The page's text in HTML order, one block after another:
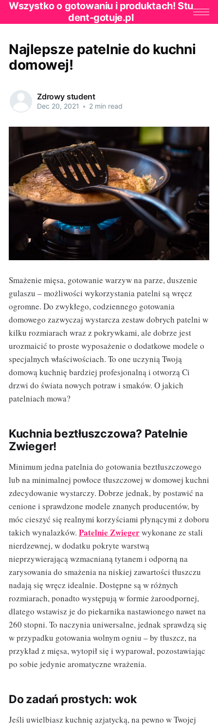
Wszystko o gotowaniu i produktach! Stu
dent-gotuje.pl
Najlepsze patelnie do kuchni
domowej!
Zdrowy student
Dec 20, 2021 • 2 min read
Smażenie mięsa, gotowanie warzyw na parze, duszenie
gulaszu – możliwości wykorzystania patelni są wręcz
ogromne. Do zwykłego, codziennego gotowania
domowego zazwyczaj wystarcza zestaw dobrych patelni w
kilku rozmiarach wraz z pokrywkami, ale dobrze jest
urozmaicić to proste wyposażenie o dodatkowe modele o
specjalnych właściwościach. To one uczynią Twoją
domową kuchnię bardziej profesjonalną i otworzą Ci
drzwi do świata nowych potraw i smaków. O jakich
patelniach mowa?
Kuchnia beztłuszczowa? Patelnie
Zwieger!
Minimum jedna patelnia do gotowania beztłuszczowego
lub na minimalnej powłoce tłuszczowej w domowej kuchni
zdecydowanie wystarczy. Dobrze jednak, by postawić na
cenione i sprawdzone modele znanych producentów, by
móc cieszyć się realnymi korzyściami płynącymi z doboru
takich wynalazków. Patelnie Zwiegerwykonane ze stali
nierdzewnej, w dodatku pokryte warstwą
nieprzywierającą wzmacnianą tytanem i odporną na
zarysowania do smażenia na niskiej zawartości tłuszczu
nadają się wręcz idealnie. Dostępne są w różnych
rozmiarach, ponadto występują w formie żaroodpornej,
dlatego wstawisz je do piekarnika nastawionego nawet na
260 stopni. To naczynia uniwersalne, jednak sprawdzą się
w przypadku gotowania wolnym ogniu – by tłuszcz, na
przykład z mięsa, wytopił się i wyparował, pozostawiając
po sobie jedynie aromatyczne wrażenia.
Do zadań prostych: wok
Jeśli uwielbiasz kuchnię azjatycką, na pewno w Twojej